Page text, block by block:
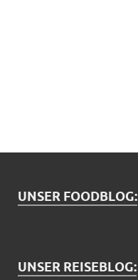
UNSER FOODBLOG:
UNSER REISEBLOG: